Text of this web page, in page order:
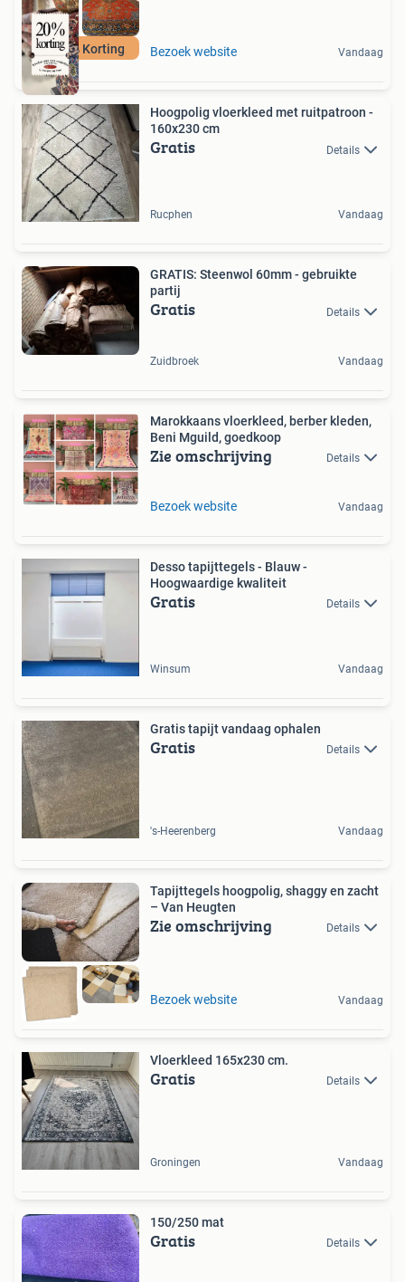
Nu 20% Korting Bezoek website Vandaag
Hoogpolig vloerkleed met ruitpatroon -
160x230 cm
Gratis Details
Rucphen Vandaag
GRATIS: Steenwol 60mm - gebruikte
partij
Gratis Details
Zuidbroek Vandaag
Marokkaans vloerkleed, berber kleden,
Beni Mguild, goedkoop
Zie omschrijving Details
Bezoek website Vandaag
Desso tapijttegels - Blauw -
Hoogwaardige kwaliteit
Gratis Details
Winsum Vandaag
Gratis tapijt vandaag ophalen
Gratis Details
's-Heerenberg Vandaag
Tapijttegels hoogpolig, shaggy en zacht
– Van Heugten
Zie omschrijving Details
Bezoek website Vandaag
Vloerkleed 165x230 cm.
Gratis Details
Groningen Vandaag
150/250 mat
Gratis Details